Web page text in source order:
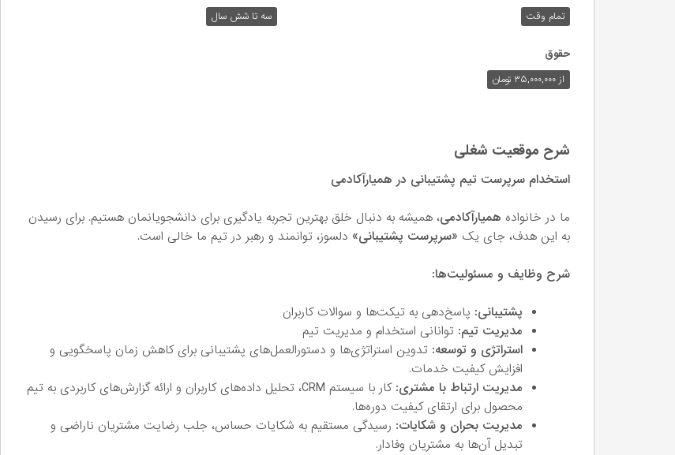
تمام وقت سه تا شش سال
حقوق
از ۳۵,۰۰۰,۰۰۰ تومان
شرح موقعیت شغلی
استخدام سرپرست تیم پشتیبانی در همیارآکادمی
ما در خانواده همیارآکادمی، همیشه به دنبال خلق بهترین تجربه یادگیری برای دانشجویانمان هستیم. برای رسیدن
به این هدف، جای یک «سرپرست پشتیبانی» دلسوز، توانمند و رهبر در تیم ما خالی است.
شرح وظایف و مسئولیت‌ها:
پشتیبانی: پاسخ‌دهی به تیکت‌ها و سوالات کاربران
مدیریت تیم: توانانی استخدام و مدیریت تیم
استراتژی و توسعه: تدوین استراتژی‌ها و دستورالعمل‌های پشتیبانی برای کاهش زمان پاسخگویی و
افزایش کیفیت خدمات.
مدیریت ارتباط با مشتری:
کار با سیستم CRM، تحلیل داده‌های کاربران و ارائه گزارش‌های کاربردی به تیم
محصول برای ارتقای کیفیت دوره‌ها.
مدیریت بحران و شکایات: رسیدگی مستقیم به شکایات حساس، جلب رضایت مشتریان ناراضی و
تبدیل آن‌ها به مشتریان وفادار.